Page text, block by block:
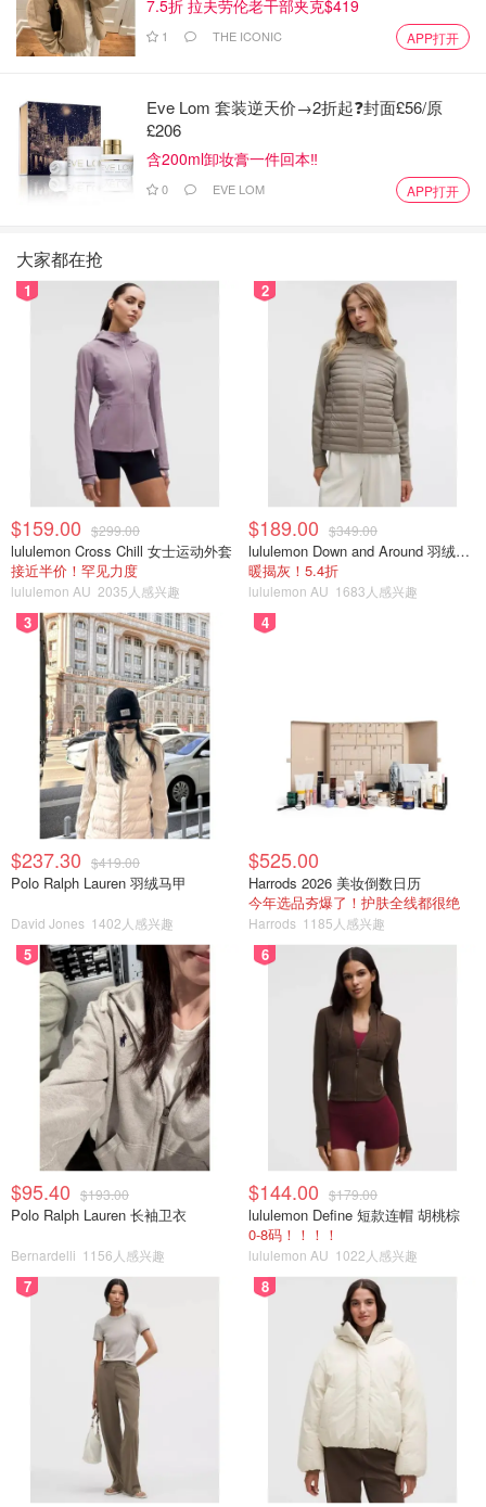
7.5折 拉夫劳伦老干部夹克$419
1 THE ICONIC APP打开
Eve Lom 套装逆天价→2折起❓封面£56/原
£206
含200ml卸妆膏一件回本‼️
0 EVE LOM APP打开
大家都在抢
1
$159.00 $299.00
lululemon Cross Chill 女士运动外套
接近半价！罕见力度
lululemon AU 2035人感兴趣
2
$189.00 $349.00
lululemon Down and Around 羽绒夹克
暖揭灰！5.4折
lululemon AU 1683人感兴趣
3
$237.30 $419.00
Polo Ralph Lauren 羽绒马甲
David Jones 1402人感兴趣
4
$525.00
Harrods 2026 美妆倒数日历
今年选品夯爆了！护肤全线都很绝
Harrods 1185人感兴趣
5
$95.40 $193.00
Polo Ralph Lauren 长袖卫衣
Bernardelli 1156人感兴趣
6
$144.00 $179.00
lululemon Define 短款连帽 胡桃棕
0-8码！！！！
lululemon AU 1022人感兴趣
7 8